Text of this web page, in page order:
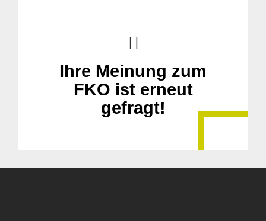
Ihre Meinung zum
FKO ist erneut
gefragt!